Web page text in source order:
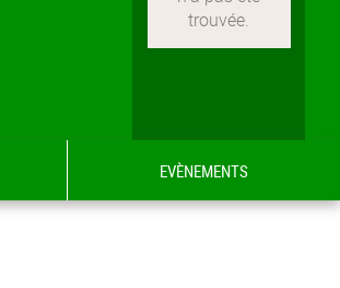
EVÈNEMENTS